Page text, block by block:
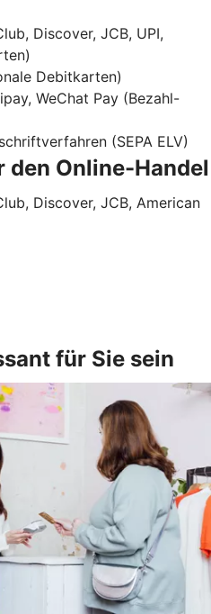
Discover, JCB, UPI,
Debitkarten)
WeChat Pay (Bezahl-
(SEPA ELV)
den Online-Handel
Discover, JCB, American
für Sie sein